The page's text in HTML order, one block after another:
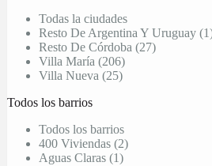
Todas la ciudades
Resto De Argentina Y Uruguay
Resto De Córdoba (27)
Villa María (206)
Villa Nueva (25)
Todos los barrios
Todos los barrios
400 Viviendas (2)
Aguas Claras (1)